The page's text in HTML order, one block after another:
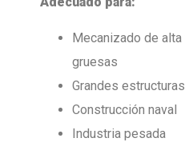
Mecanizado de
gruesas
Grandes
Construcción naval
Industria pesada